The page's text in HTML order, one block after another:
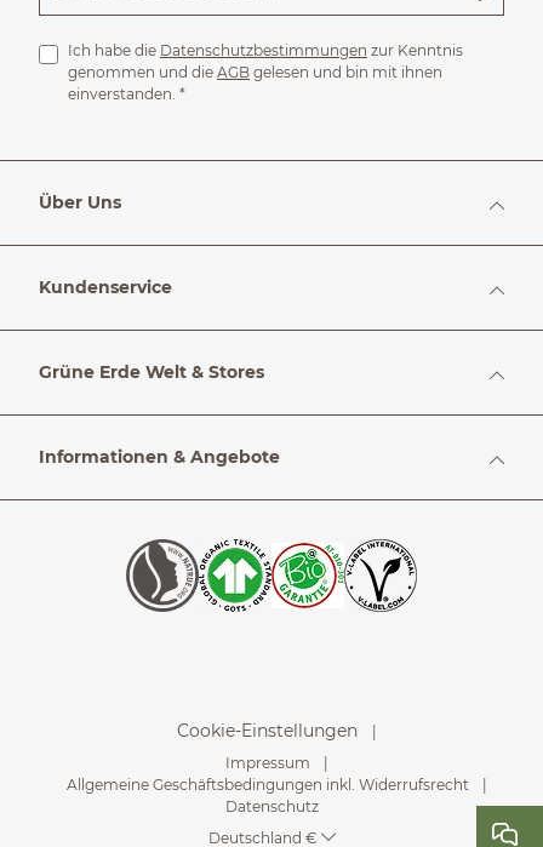
Ich habe die Datenschutzbestimmungen zur Kenntnis
genommen und die AGB gelesen und bin mit ihnen
einverstanden. *
Über Uns
Kundenservice
Grüne Erde Welt & Stores
Informationen & Angebote
Cookie-Einstellungen
Impressum
Allgemeine Geschäftsbedingungen inkl. Widerrufsrecht
Datenschutz
Deutschland €